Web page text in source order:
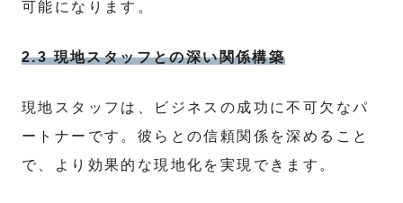
可能になります。
2.3 現地スタッフとの深い関係構築
現地スタッフは、ビジネスの成功に不可欠なパ
ートナーです。彼らとの信頼関係を深めること
で、より効果的な現地化を実現できます。